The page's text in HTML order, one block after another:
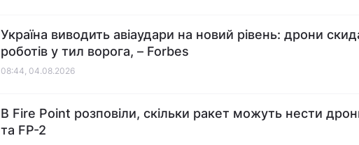
Україна виводить авіаудари на новий рівень: дрони
роботів у тил ворога, – Forbes
08:44, 04.08.2026
В Fire Point розповіли, скільки ракет можуть нести
та FP-2